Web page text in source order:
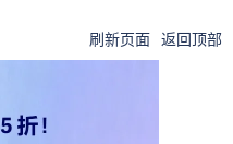
刷新页面 返回顶部